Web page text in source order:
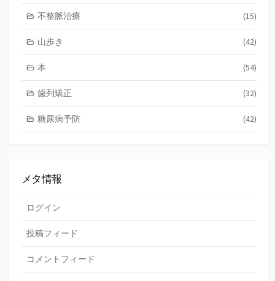
不整脈治療 (15)
山歩き (42)
本 (54)
歯列矯正 (32)
糖尿病予防 (42)
メタ情報
ログイン
投稿フィード
コメントフィード